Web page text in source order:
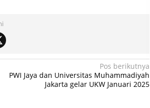
Pos berikutnya
PWI Jaya dan Universitas Muhammadiyah
Jakarta gelar UKW Januari 2025